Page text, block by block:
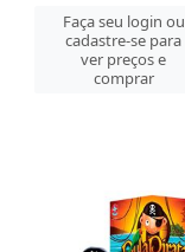
Faça seu login ou
cadastre-se para
ver preços e
comprar